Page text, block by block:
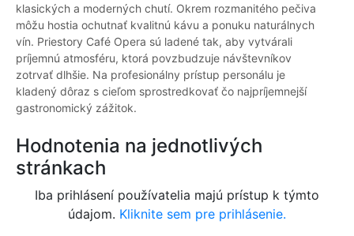
klasických a moderných chutí. Okrem rozmanitého pečiva
môžu hostia ochutnať kvalitnú kávu a ponuku naturálnych
vín. Priestory Café Opera sú ladené tak, aby vytvárali
príjemnú atmosféru, ktorá povzbudzuje návštevníkov
zotrvať dlhšie. Na profesionálny prístup personálu je
kladený dôraz s cieľom sprostredkovať čo najpríjemnejší
gastronomický zážitok.
Hodnotenia na jednotlivých
stránkach
Iba prihlásení používatelia majú prístup k týmto
údajom. Kliknite sem pre prihlásenie.